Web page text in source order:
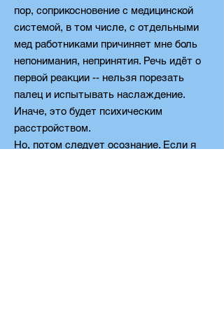
пор, соприкосновение с медицинской
системой, в том числе, с отдельными
мед работниками причиняет мне боль
непонимания, непринятия. Речь идёт о
первой реакции -- нельзя порезать
палец и испытывать наслаждение.
Иначе, это будет психическим
расстройством.
Но, потом следует осознание. Если я